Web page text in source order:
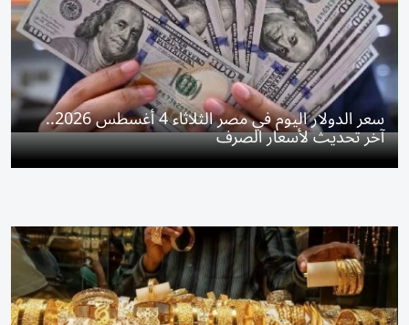
سعر الدولار اليوم في مصر الثلاثاء 4 أغسطس 2026..
آخر تحديث لأسعار الصرف